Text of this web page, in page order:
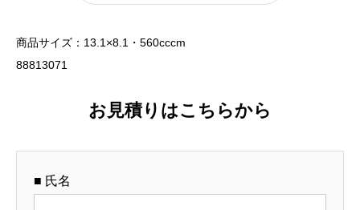
入
リ
商品サイズ：13.1×8.1・560cccm
88813071
お見積りはこちらから
■ 氏名